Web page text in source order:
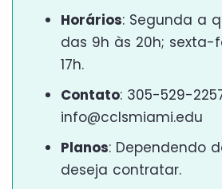
Horários: Segunda a
das 9h às 20h; sexta-
17h.
Contato: 305-529-
info@cclsmiami.edu
Planos: Dependendo
deseja contratar.